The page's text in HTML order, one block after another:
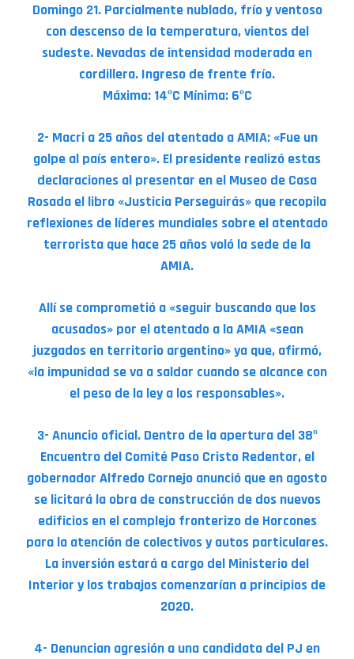
Domingo 21. Parcialmente nublado, frío y ventoso
con descenso de la temperatura, vientos del
sudeste. Nevadas de intensidad moderada en
cordillera. Ingreso de frente frío.
Máxima: 14ºC Mínima: 6ºC
2- Macri a 25 años del atentado a AMIA: «Fue un
golpe al país entero». El presidente realizó estas
declaraciones al presentar en el Museo de Casa
Rosada el libro «Justicia Perseguirás» que recopila
reflexiones de líderes mundiales sobre el atentado
terrorista que hace 25 años voló la sede de la
AMIA.
Allí se comprometió a «seguir buscando que los
acusados» por el atentado a la AMIA «sean
juzgados en territorio argentino» ya que, afirmó,
«la impunidad se va a saldar cuando se alcance con
el peso de la ley a los responsables».
3- Anuncio oficial. Dentro de la apertura del 38º
Encuentro del Comité Paso Cristo Redentor, el
gobernador Alfredo Cornejo anunció que en agosto
se licitará la obra de construcción de dos nuevos
edificios en el complejo fronterizo de Horcones
para la atención de colectivos y autos particulares.
La inversión estará a cargo del Ministerio del
Interior y los trabajos comenzarían a principios de
2020.
4- Denuncian agresión a una candidata del PJ en